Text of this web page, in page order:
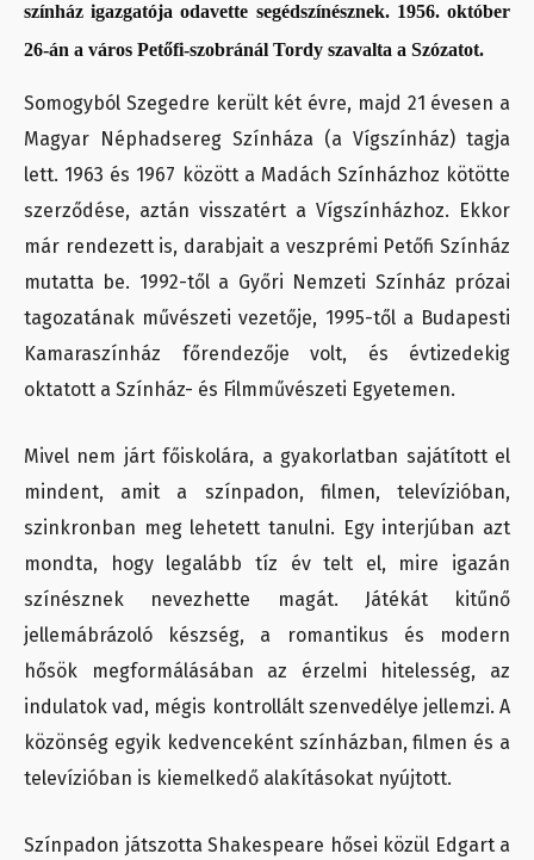
színház igazgatója odavette segédszínésznek. 1956. október
26-án a város Petőfi-szobránál Tordy szavalta a Szózatot.
Somogyból Szegedre került két évre, majd 21 évesen a
Magyar Néphadsereg Színháza (a Vígszínház) tagja
lett. 1963 és 1967 között a Madách Színházhoz kötötte
szerződése, aztán visszatért a Vígszínházhoz. Ekkor
már rendezett is, darabjait a veszprémi Petőfi Színház
mutatta be. 1992-től a Győri Nemzeti Színház prózai
tagozatának művészeti vezetője, 1995-től a Budapesti
Kamaraszínház főrendezője volt, és évtizedekig
oktatott a Színház- és Filmművészeti Egyetemen.
Mivel nem járt főiskolára, a gyakorlatban sajátított el
mindent, amit a színpadon, filmen, televízióban,
szinkronban meg lehetett tanulni. Egy interjúban azt
mondta, hogy legalább tíz év telt el, mire igazán
színésznek nevezhette magát. Játékát kitűnő
jellemábrázoló készség, a romantikus és modern
hősök megformálásában az érzelmi hitelesség, az
indulatok vad, mégis kontrollált szenvedélye jellemzi. A
közönség egyik kedvenceként színházban, filmen és a
televízióban is kiemelkedő alakításokat nyújtott.
Színpadon játszotta Shakespeare hősei közül Edgart a